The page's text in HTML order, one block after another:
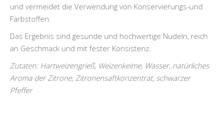
und vermeidet die Verwendung von Konservierungs-und
Farbstoffen.
Das Ergebnis sind gesunde und hochwertige Nudeln, reich
an Geschmack und mit fester Konsistenz.
Zutaten: Hartweizengrieß, Weizenkeime, Wasser, natürliches
Aroma der Zitrone, Zitronensaftkonzentrat, schwarzer
Pfeffer